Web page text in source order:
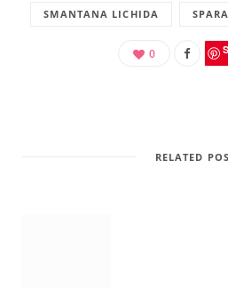
SMANTANA LICHIDA
0
RELATED